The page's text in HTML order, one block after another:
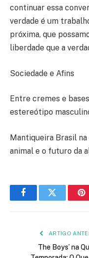
continuar essa
verdade é um
próxima, que
liberdade que a
Sociedade e Afins
Entre cremes e
estereótipo
Mantiqueira Brasil na
animal e o futuro da
FacebookTwitter
ARTIGO
The Boys’ na